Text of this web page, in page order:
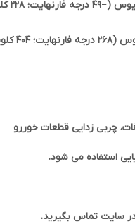
چربی زدایی قطعات خوررو
استفاده می شود.
سایت تماس بگیرید.